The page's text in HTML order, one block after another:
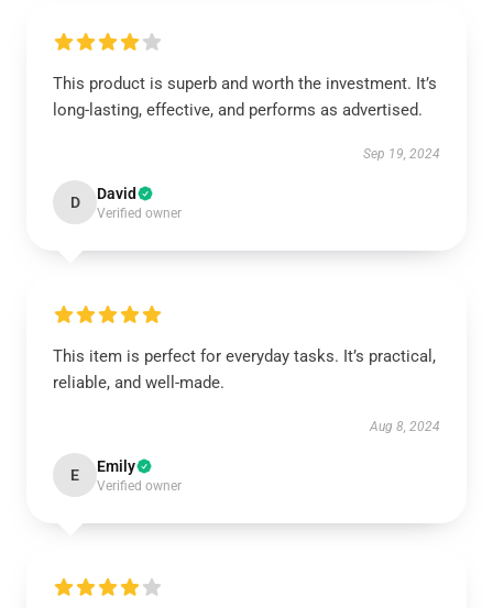
This product is superb and worth the investment. It’s
long-lasting, effective, and performs as advertised.
Sep 19, 2024
D David
Verified owner
This item is perfect for everyday tasks. It’s practical,
reliable, and well-made.
Aug 8, 2024
E Emily
Verified owner